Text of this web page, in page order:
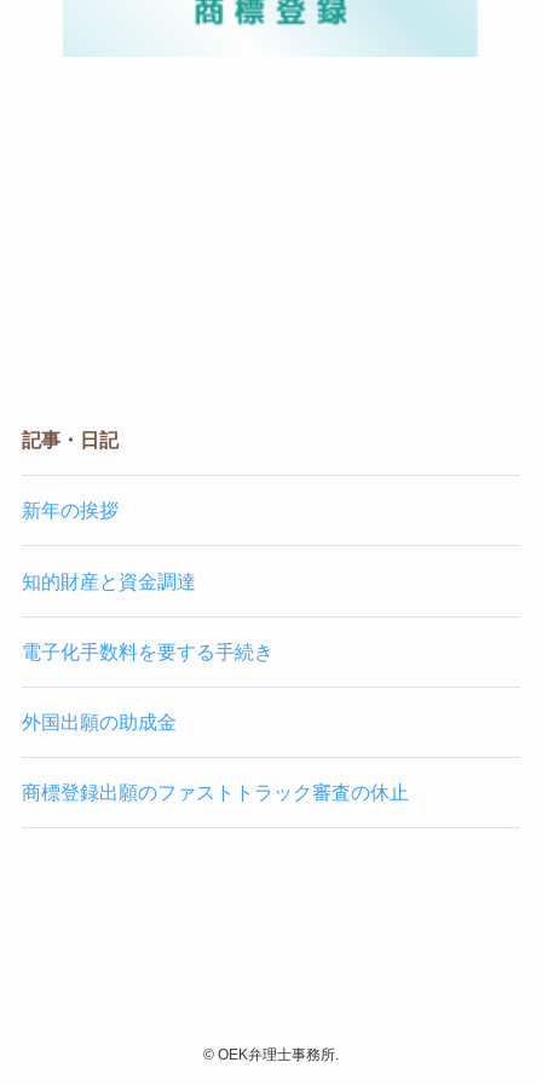
記事・日記
新年の挨拶
知的財産と資金調達
電子化手数料を要する手続き
外国出願の助成金
商標登録出願のファストトラック審査の休止
© OEK弁理士事務所.